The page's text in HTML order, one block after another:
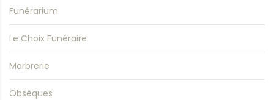
Funérarium
Le Choix Funéraire
Marbrerie
Obsèques